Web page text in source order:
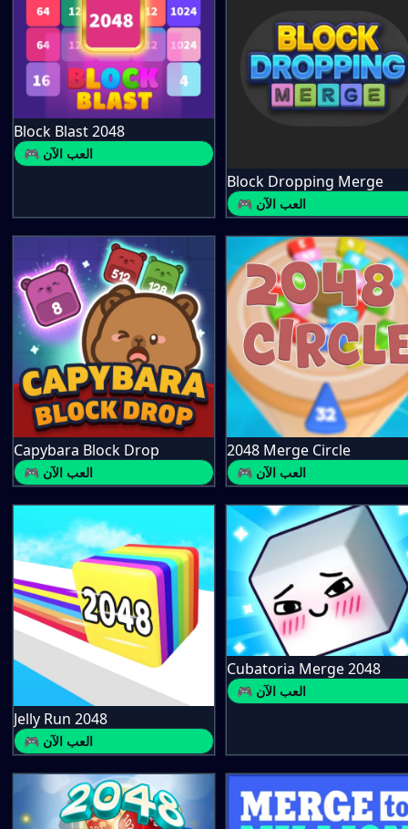
Block Blast 2048
🎮 العب الآن
Block Dropping Merge
🎮 العب الآن
Capybara Block Drop
🎮 العب الآن
2048 Merge Circle
🎮 العب الآن
Jelly Run 2048
🎮 العب الآن
Cubatoria Merge 2048
🎮 العب الآن